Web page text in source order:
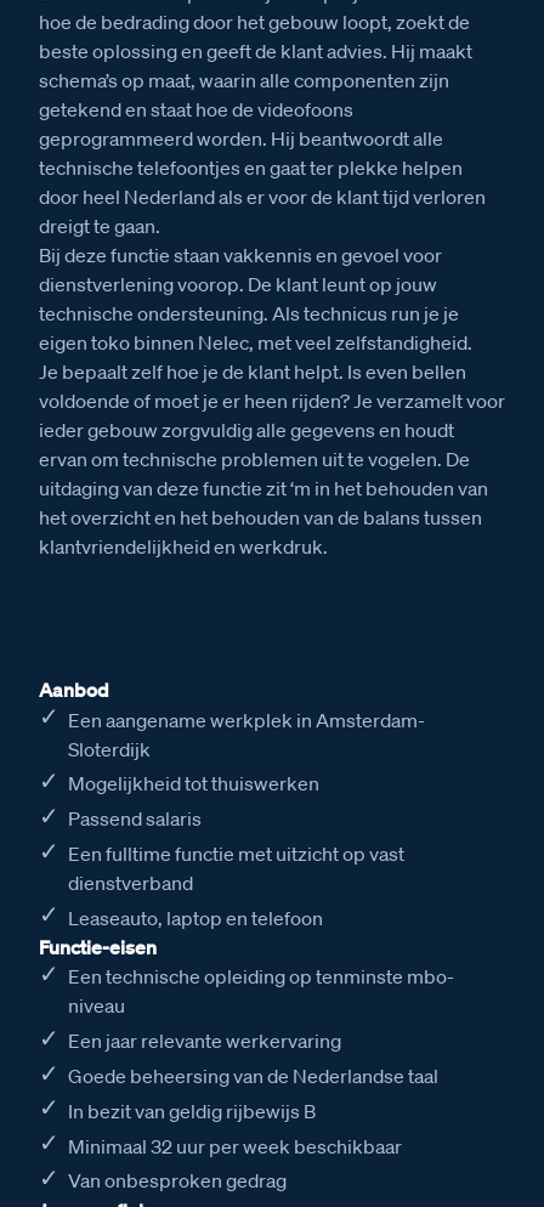
hoe de bedrading door het gebouw loopt, zoekt de
beste oplossing en geeft de klant advies. Hij maakt
schema’s op maat, waarin alle componenten zijn
getekend en staat hoe de videofoons
geprogrammeerd worden. Hij beantwoordt alle
technische telefoontjes en gaat ter plekke helpen
door heel Nederland als er voor de klant tijd verloren
dreigt te gaan.
Bij deze functie staan vakkennis en gevoel voor
dienstverlening voorop. De klant leunt op jouw
technische ondersteuning. Als technicus run je je
eigen toko binnen Nelec, met veel zelfstandigheid.
Je bepaalt zelf hoe je de klant helpt. Is even bellen
voldoende of moet je er heen rijden? Je verzamelt voor
ieder gebouw zorgvuldig alle gegevens en houdt
ervan om technische problemen uit te vogelen. De
uitdaging van deze functie zit ‘m in het behouden van
het overzicht en het behouden van de balans tussen
klantvriendelijkheid en werkdruk.
Aanbod
Een aangename werkplek in Amsterdam-
Sloterdijk
Mogelijkheid tot thuiswerken
Passend salaris
Een fulltime functie met uitzicht op vast
dienstverband
Leaseauto, laptop en telefoon
Functie-eisen
Een technische opleiding op tenminste mbo-
niveau
Een jaar relevante werkervaring
Goede beheersing van de Nederlandse taal
In bezit van geldig rijbewijs B
Minimaal 32 uur per week beschikbaar
Van onbesproken gedrag